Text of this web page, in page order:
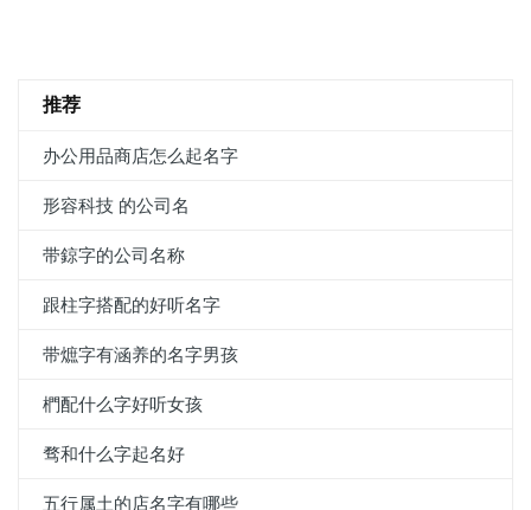
推荐
办公用品商店怎么起名字
形容科技 的公司名
带鍄字的公司名称
跟柱字搭配的好听名字
带熫字有涵养的名字男孩
椚配什么字好听女孩
骛和什么字起名好
五行属土的店名字有哪些